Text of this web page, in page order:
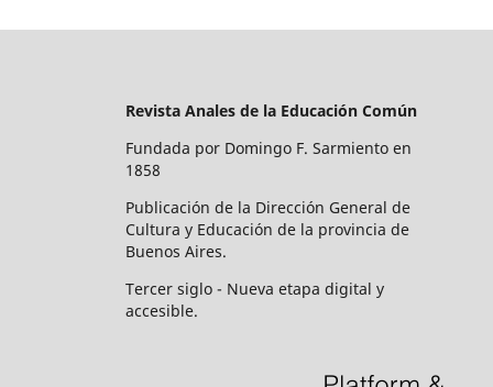
Revista Anales de la Educación Común
Fundada por Domingo F. Sarmiento en
1858
Publicación de la Dirección General de
Cultura y Educación de la provincia de
Buenos Aires.
Tercer siglo - Nueva etapa digital y
accesible.